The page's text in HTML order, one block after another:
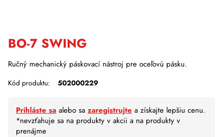
BO-7 SWING
Ručný mechanický páskovací nástroj pre oceľovú pásku.
Kód produktu: 502000229
Prihláste sa alebo sa zaregistrujte a získajte lepšiu cenu.
*nevzťahuje sa na produkty v akcii a na produkty v
prenájme